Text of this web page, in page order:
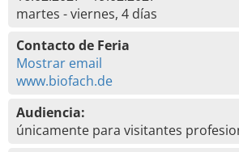
martes - viernes, 4 días
Contacto de Feria
Mostrar email
www.biofach.de
Audiencia:
únicamente para visitantes